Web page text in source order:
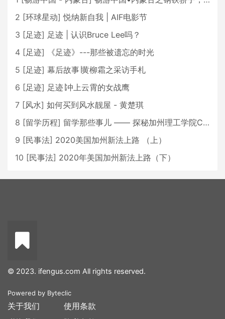
2 [环球星动] 悦纳新自我 | AIF电影节
3 [足迹] 足迹 | 认识Bruce Lee吗？
4 [足迹]
《足迹》---那些被遗忘的时光
5 [足迹] 幕后故事∣黄柳霜之采访手札
6 [足迹] 足迹∣冲上云霄的女战鹰
7 [风水] 如何买到风水靓屋 - 黄楚琪
8 [留学历程] 留学那些事儿 —— 探秘加州理工学院Caltech博士生活 [上集]
9 [民事法] 2020美国加州新法上路 （上）
10 [民事法] 2020年美国加州新法上路（下）
© 2023. ifengus.com All rights reserved.
Powered by Byteclic
关于我们
使用条款